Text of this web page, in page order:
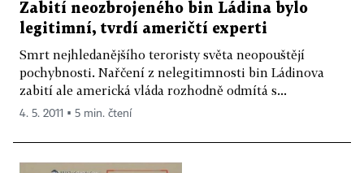
Zabití neozbrojeného bin Ládina bylo
legitimní, tvrdí američtí experti
Smrt nejhledanějšího teroristy světa neopouštějí
pochybnosti. Nařčení z nelegitimnosti bin Ládinova
zabití ale americká vláda rozhodně odmítá s...
4. 5. 2011 ▪ 5 min. čtení